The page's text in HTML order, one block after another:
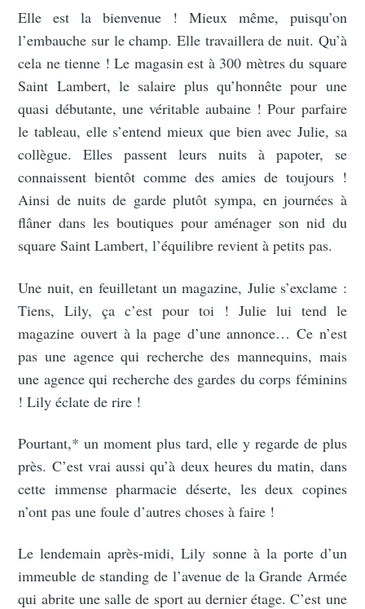
Elle est la bienvenue ! Mieux même, puisqu’on
l’embauche sur le champ. Elle travaillera de nuit. Qu’à
cela ne tienne ! Le magasin est à 300 mètres du square
Saint Lambert, le salaire plus qu’honnête pour une
quasi débutante, une véritable aubaine ! Pour parfaire
le tableau, elle s’entend mieux que bien avec Julie, sa
collègue. Elles passent leurs nuits à papoter, se
connaissent bientôt comme des amies de toujours !
Ainsi de nuits de garde plutôt sympa, en journées à
flâner dans les boutiques pour aménager son nid du
square Saint Lambert, l’équilibre revient à petits pas.
Une nuit, en feuilletant un magazine, Julie s’exclame :
Tiens, Lily, ça c’est pour toi ! Julie lui tend le
magazine ouvert à la page d’une annonce… Ce n’est
pas une agence qui recherche des mannequins, mais
une agence qui recherche des gardes du corps féminins
! Lily éclate de rire !
Pourtant,* un moment plus tard, elle y regarde de plus
près. C’est vrai aussi qu’à deux heures du matin, dans
cette immense pharmacie déserte, les deux copines
n’ont pas une foule d’autres choses à faire !
Le lendemain après-midi, Lily sonne à la porte d’un
immeuble de standing de l’avenue de la Grande Armée
qui abrite une salle de sport au dernier étage. C’est une